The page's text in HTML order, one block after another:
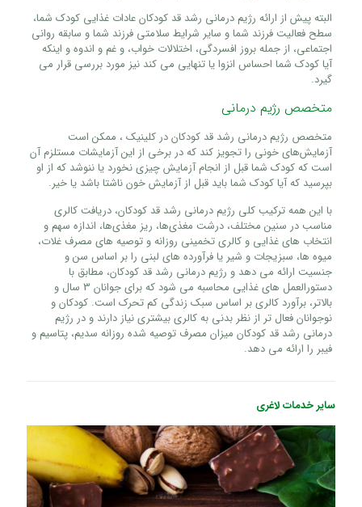
البته پیش از ارائه رژیم درمانی رشد قد کودکان عادات غذایی کودک شما،
سطح فعالیت فرزند شما و سایر شرایط سلامتی فرزند شما و سابقه روانی
اجتماعی، از جمله بروز افسردگی، اختلالات خواب، و غم و اندوه و اینکه
آیا کودک شما احساس انزوا یا تنهایی می کند نیز مورد بررسی قرار می
گیرد.
متخصص رژیم درمانی
متخصص رژیم درمانی رشد قد کودکان در کلینیک ، ممکن است
آزمایش‌های خونی را تجویز کند که در برخی از این آزمایشات مستلزم آن
است که کودک شما قبل از انجام آزمایش چیزی نخورد یا ننوشد که از او
بپرسید که آیا کودک شما باید قبل از آزمایش خون ناشتا باشد یا خیر.
با این همه ترکیب کلی رژیم درمانی رشد قد کودکان، دریافت کالری
مناسب در سنین مختلف، درشت مغذی‌ها، ریز مغذی‌ها، اندازه سهم و
انتخاب های غذایی و کالری تخمینی روزانه و توصیه های مصرف غلات،
میوه ها، سبزیجات و شیر یا فرآورده های لبنی را بر اساس سن و
جنسیت ارائه می دهد و رژیم درمانی رشد قد کودکان، مطابق با
دستورالعمل های غذایی محاسبه می شود که برای جوانان 3 سال و
بالاتر، برآورد کالری بر اساس سبک زندگی کم تحرک است. کودکان و
نوجوانان فعال تر از نظر بدنی به کالری بیشتری نیاز دارند و در رژیم
درمانی رشد قد کودکان میزان مصرف توصیه شده روزانه سدیم، پتاسیم و
فیبر را ارائه می دهد.
سایر خدمات لاغری